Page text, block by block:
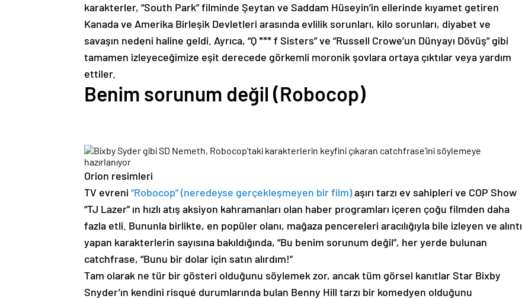
karakterler, “South Park” filminde Şeytan ve Saddam Hüseyin’in ellerinde kıyamet getiren
Kanada ve Amerika Birleşik Devletleri arasında evlilik sorunları, kilo sorunları, diyabet ve
savaşın nedeni haline geldi. Ayrıca, “Q *** f Sisters” ve “Russell Crowe’un Dünyayı Dövüş” gibi
tamamen izleyeceğimize eşit derecede görkemli moronik şovlara ortaya çıktılar veya yardım
ettiler.
Benim sorunum değil (Robocop)
Orion resimleri
TV evreni “Robocop” (neredeyse gerçekleşmeyen bir film)aşırı tarzı ev sahipleri ve COP Show
“TJ Lazer” ın hızlı atış aksiyon kahramanları olan haber programları içeren çoğu filmden daha
fazla etli. Bununla birlikte, en popüler olanı, mağaza pencereleri aracılığıyla bile izleyen ve alıntı
yapan karakterlerin sayısına bakıldığında, “Bu benim sorunum değil”, her yerde bulunan
catchfrase, “Bunu bir dolar için satın alırdım!”
Tam olarak ne tür bir gösteri olduğunu söylemek zor, ancak tüm görsel kanıtlar Star Bixby
Snyder’ın kendini risqué durumlarında bulan Benny Hill tarzı bir komedyen olduğunu